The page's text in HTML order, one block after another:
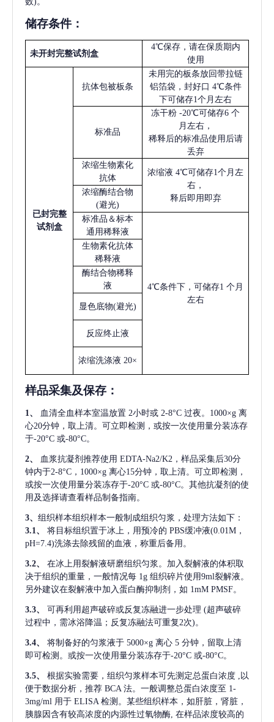
储存条件：
未开封完整试剂盒
4℃保存，请在保质期内
使用
已封完整
试剂盒
抗体包被板条
未用完的板条放回带拉链
铝箔袋，封好口 4℃条件
下可储存1个月左右
标准品
冻干粉 -20℃可储存6 个
月左右，
稀释后的标准品使用后请
丢弃
浓缩生物素化
抗体
浓缩液 4℃可储存1个月左
右，
释后即用即弃
浓缩酶结合物
(避光)
标准品＆标本
通用稀释液
4℃条件下，可储存1 个月
左右
生物素化抗体
稀释液
酶结合物稀释
液
显色底物(避光)
反应终止液
浓缩洗涤液 20×
样品采集及保存 ：
1、 血清全血样本室温放置 2小时或 2-8°C 过夜。1000×g 离
心20分钟，取上清。可立即检测，或按一次使用量分装冻存
于-20°C 或-80°C。
2、 血浆抗凝剂推荐使用 EDTA-Na2/K2，样品采集后30分
钟内于2-8°C，1000×g 离心15分钟，取上清。可立即检测，
或按一次使用量分装冻存于-20°C 或-80°C。其他抗凝剂的使
用及选择请查看样品制备指南。
3、 组织样本组织样本一般制成组织匀浆，处理方法如下：
3.1、
将目标组织置于冰上，用预冷的 PBS缓冲液(0.01M，
pH=7.4)洗涤去除残留的血液，称重后备用。
3.2、
在冰上用裂解液研磨组织匀浆。加入裂解液的体积取
决于组织的重量，一般情况每 1g 组织碎片使用9ml裂解液。
另外建议在裂解液中加入蛋白酶抑制剂，如 1mM PMSF。
3.3、 可再利用超声破碎或反复冻融进一步处理 (超声破碎
过程中，需冰浴降温；反复冻融法可重复2次)。
3.4、 将制备好的匀浆液于 5000×g 离心 5 分钟，留取上清
即可检测。或按一次使用量分装冻存于-20°C 或-80°C。
3.5、 根据实验需要，组织匀浆样本可先测定总蛋白浓度 ,以
便于数据分析，推荐 BCA 法。一般调整总蛋白浓度至 1-
3mg/ml 用于 ELISA 检测。某些组织样本，如肝脏，肾脏，
胰腺因含有较高浓度的内源性过氧物酶, 在样品浓度较高的